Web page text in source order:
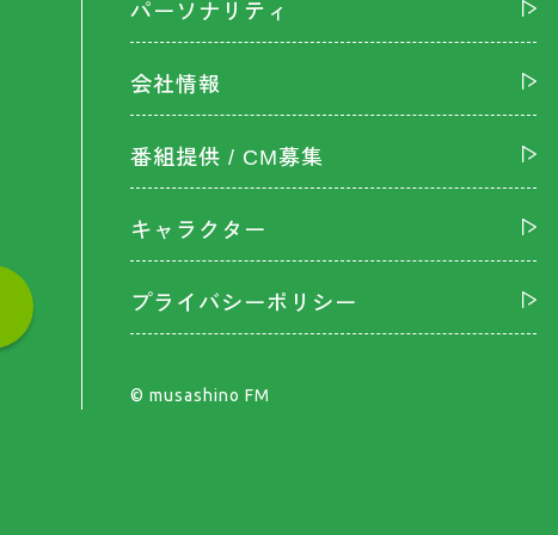
パーソナリティ
会社情報
番組提供 / CM募集
キャラクター
プライバシーポリシー
©︎ musashino FM